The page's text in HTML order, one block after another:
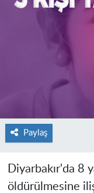
Paylaş
Diyarbakır'da 8
öldürülmesine